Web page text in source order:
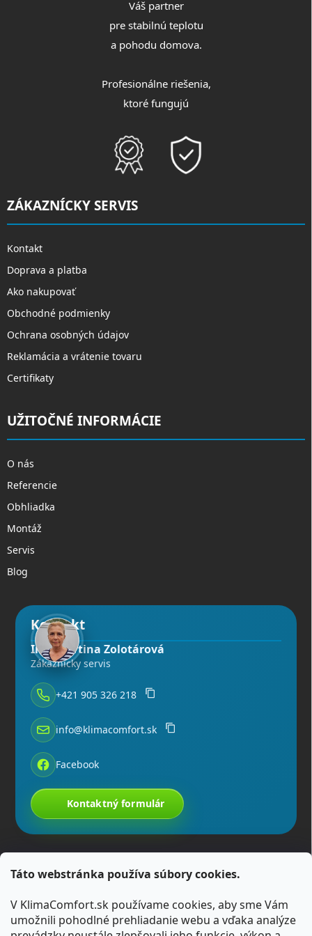
Táto webstránka používa súbory cookies.
V KlimaComfort.sk používame cookies, aby sme Vám
umožnili pohodlné prehliadanie webu a vďaka analýze
Váš partner
pre stabilnú teplotu
a pohodu domova.
Profesionálne riešenia,
ktoré fungujú
ZÁKAZNÍCKY SERVIS
Kontakt
Doprava a platba
Ako nakupovať
Obchodné podmienky
Ochrana osobných údajov
Reklamácia a vrátenie tovaru
Certifikaty
UŽITOČNÉ INFORMÁCIE
O nás
Referencie
Obhliadka
Montáž
Servis
Blog
Kontakt
Ing. Martina Zolotárová
Zákaznícky servis
+421 905 326 218
info@klimacomfort.sk
Facebook
Kontaktný formulár